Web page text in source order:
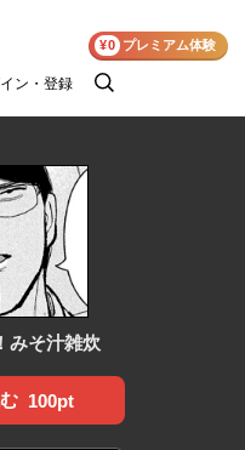
ン・登録
検
¥0 プレミアム体験
みそ汁雑炊
100pt